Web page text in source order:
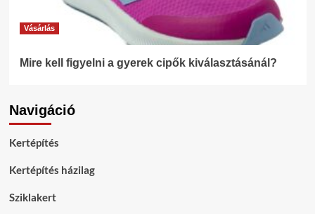
Vásárlás
Mire kell figyelni a gyerek cipők kiválasztásánál?
Navigáció
Kertépítés
Kertépítés házilag
Sziklakert